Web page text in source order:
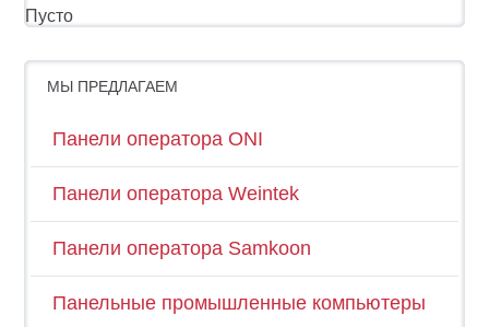
Пусто
МЫ ПРЕДЛАГАЕМ
Панели оператора ONI
Панели оператора Weintek
Панели оператора Samkoon
Панельные промышленные компьютеры